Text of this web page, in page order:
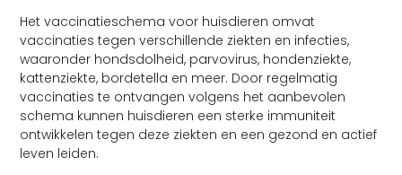
Het vaccinatieschema voor huisdieren omvat
vaccinaties tegen verschillende ziekten en infecties,
waaronder hondsdolheid, parvovirus, hondenziekte,
kattenziekte, bordetella en meer. Door regelmatig
vaccinaties te ontvangen volgens het aanbevolen
schema kunnen huisdieren een sterke immuniteit
ontwikkelen tegen deze ziekten en een gezond en actief
leven leiden.